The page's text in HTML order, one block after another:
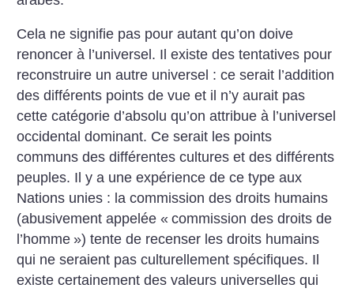
Cela ne signifie pas pour autant qu’on doive
renoncer à l’universel. Il existe des tentatives pour
reconstruire un autre universel : ce serait l’addition
des différents points de vue et il n’y aurait pas
cette catégorie d’absolu qu’on attribue à l’universel
occidental dominant. Ce serait les points
communs des différentes cultures et des différents
peuples. Il y a une expérience de ce type aux
Nations unies : la commission des droits humains
(abusivement appelée « commission des droits de
l’homme ») tente de recenser les droits humains
qui ne seraient pas culturellement spécifiques. Il
existe certainement des valeurs universelles qui